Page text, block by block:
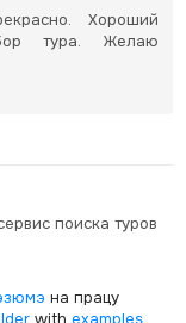
Хороший
тура. Желаю
поиска туров
на працу
with examples